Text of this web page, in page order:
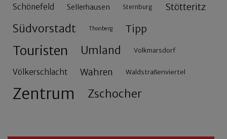
Schönefeld Sellerhausen Sternburg Stötteritz
Südvorstadt Thonberg Tipp
Touristen Umland Volkmarsdorf
Völkerschlacht Wahren Waldstraßenviertel
Zentrum Zschocher